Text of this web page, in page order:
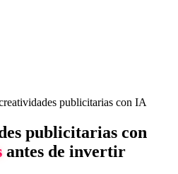
publicitarias con IA
publicitarias con
antes de invertir